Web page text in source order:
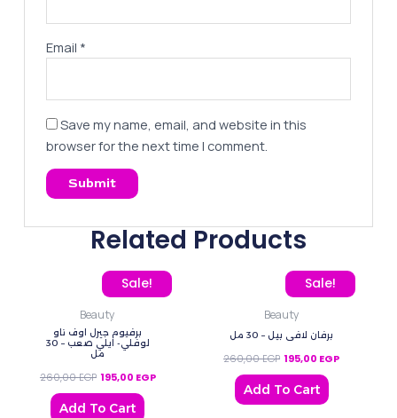
Email *
Save my name, email, and website in this
browser for the next time I comment.
Related Products
Sale!
Beauty
برفيوم جيرل اوف ناو
لوفلي- ايلي صعب – 30
مل
260,00EGP
Original price was: 260,00 EGP.
195,00 EGP
Current price is: 195,00 EGP.
Add To Cart
Sale!
Beauty
برفان لافي بيل – 30 مل
260,00EGP
Original price was:
195,00 EGP
Current
Add To Cart